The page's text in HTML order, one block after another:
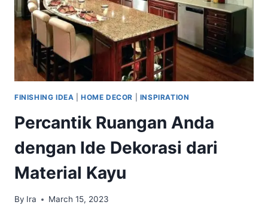
FINISHING IDEA |HOME DECOR INSPIRATION
Percantik Ruangan Anda
dengan Ide Dekorasi dari
Material Kayu
By Ira March 15, 2023